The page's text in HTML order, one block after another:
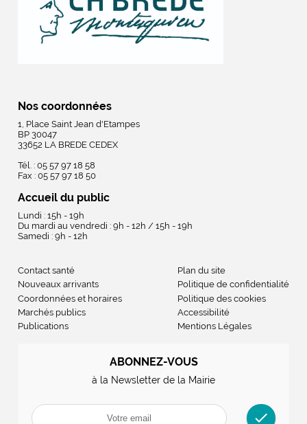
Nos coordonnées
1, Place Saint Jean d'Etampes
BP 30047
33652 LA BREDE CEDEX
Tél. : 05 57 97 18 58
Fax : 05 57 97 18 50
Accueil du public
Lundi : 15h - 19h
Du mardi au vendredi : 9h - 12h / 15h - 19h
Samedi : 9h - 12h
Contact santé
Nouveaux arrivants
Coordonnées et horaires
Marchés publics
Publications
Plan du site
Politique de confidentialité
Politique des cookies
Accessibilité
Mentions Légales
ABONNEZ-VOUS
à la Newsletter de la Mairie
check